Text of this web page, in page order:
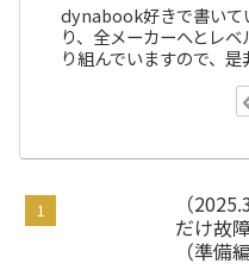
dynabook好きで書いて
り、全メーカーへとレ
り組んでいますので、是
（
だけ故
（準備編